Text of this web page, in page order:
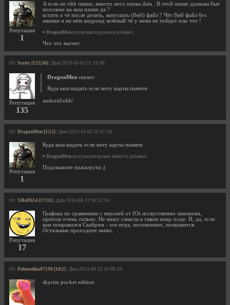
Репутация
1
A если не obb папки, вместо него папка data . В этой папке далжны быт
похожие на кеш папки да ?
кстати а чё после делать, запускать (8мб) файл ? Чёт 8мб файл без
иконки и на нём андроид зелёный чё у меня не пойдет или что !
• DragonMen полчасика подумал и добавил:
Что это значит
От: Scotty [135|36] | Дата 2013-10-05 21:16:09
Репутация
135
DragonMen сказал:
Куда кеш кидать если нету карты памяти
android\obb\
От: DragonMen [1|12] | Дата 2013-10-05 20:47:16
Репутация
1
Куда кеш кидать если нету карты памяти
• DragonMen подумал несколько минут и добавил:
Подскажите пожалуста ;(
От: XReD654 [17|11] | Дата 2013-08-12 18:52:34
Репутация
17
Графика по сравнению с версией от IOs исскуственно занижена,
притом очень сильно. Не вижу смысла в таком пиар-ходе. И, да, если
вам понравился Скайрим - эта игра, несомненно, понравится.
Остальные проходите мимо.
От: Pelmeshka07198 [10|2] | Дата 2013-08-12 10:08:20
skyrim pocket edition